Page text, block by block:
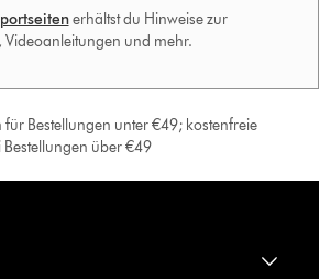
erhältst du Hinweise zur
Videoanleitungen und mehr.
für Bestellungen unter €49; kostenfreie
über €49